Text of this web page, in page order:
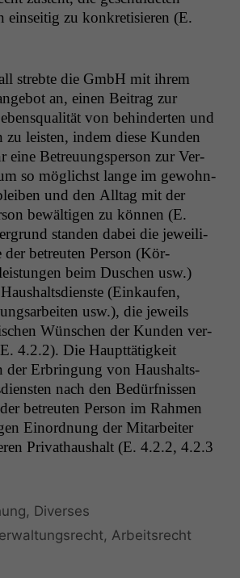
ein­seit­ig zu konkretisieren (E.
strebte die GmbH mit ihrem
an, einen Beitrag zur
von behin­derten und
zu leis­ten, indem diese Kun­den
eine Betreu­ungsper­son zur Ver­
so möglichst lange im gewohn­
und den All­t­ag mit der
bewälti­gen zu kön­nen (E.
standen dabei die jew­eili­
der betreuten Per­son (Kör­
beim Duschen usw.)
(Einkaufen,
usw.), die jew­eils
Wün­schen der Kun­den ver­
4.2.2). Die Haupt­tätigkeit
der Erbringung von Haushalts-
nach den Bedürfnis­sen
betreuten Per­son im Rah­men
Einord­nung der Mitar­beit­er
Pri­vathaushalt (E. 4.2.2, 4.2.3
, Diverses
,Arbeitsrecht